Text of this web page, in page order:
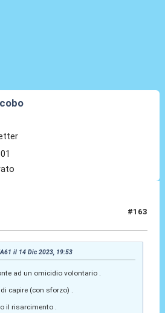
#163
il 14 Dic 2023, 19:53
ad un omicidio volontario .
capire (con sforzo) .
il risarcimento .